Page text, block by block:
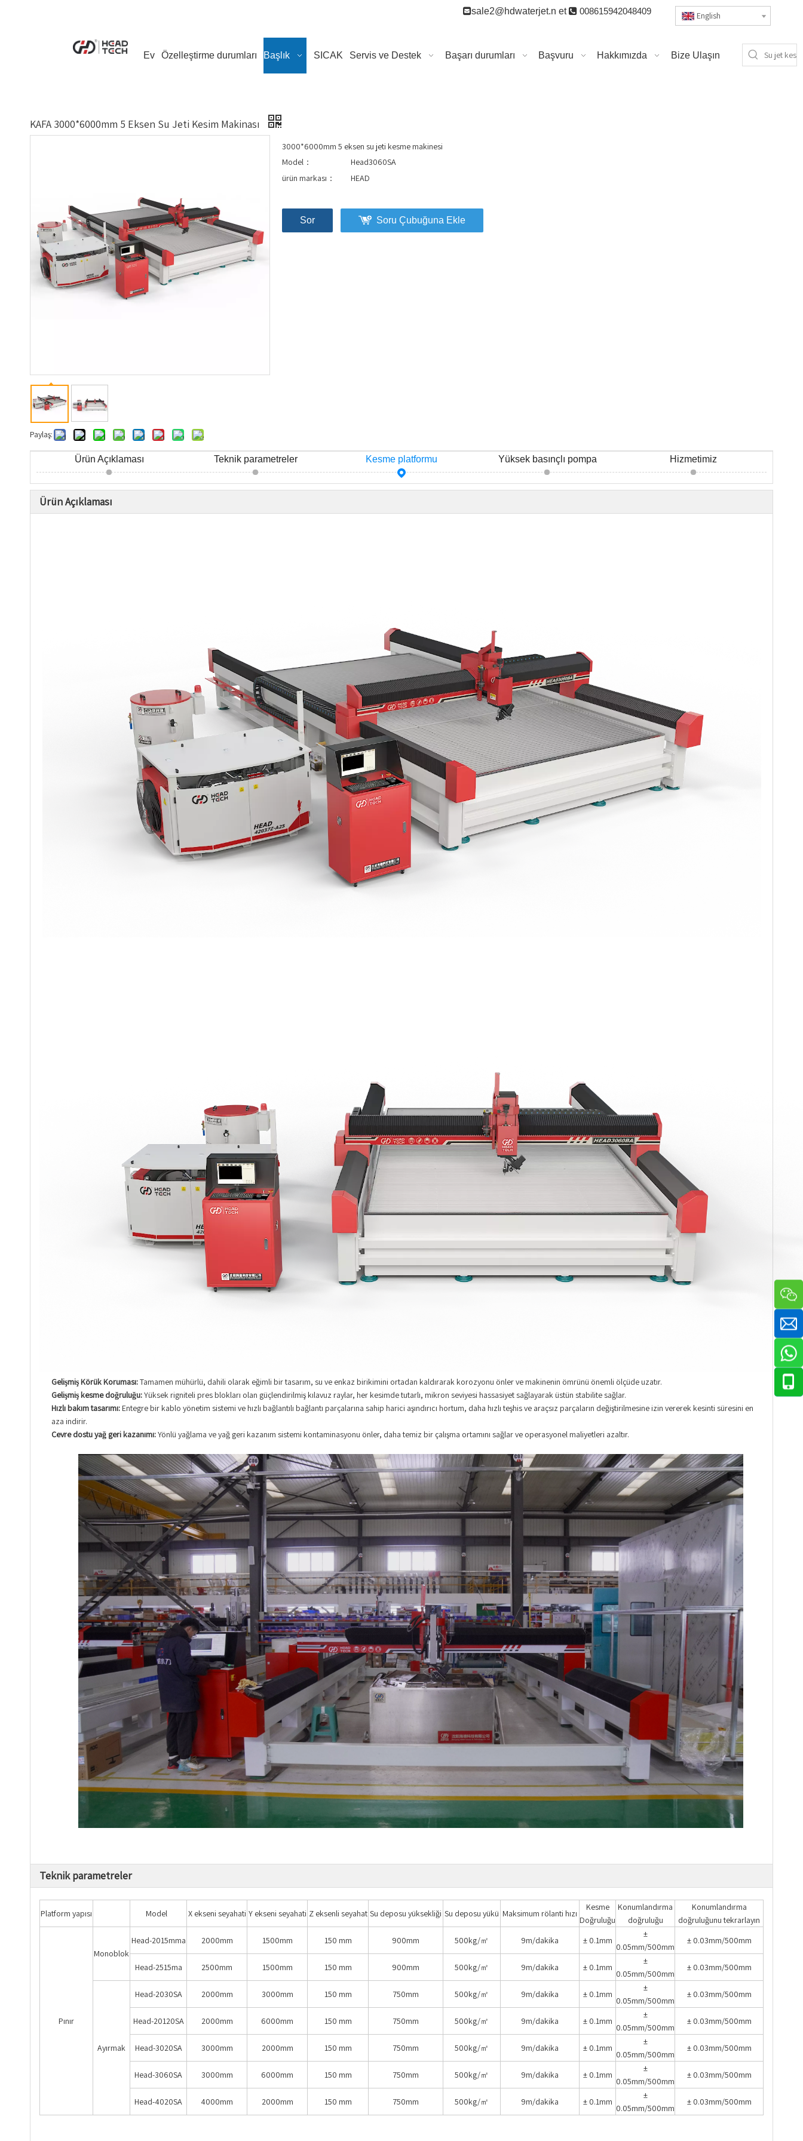
sale2@hdwaterjet.n et 008615942048409 English
Ev Özelleştirme durumları Başlık SICAK Servis ve Destek Başarı durumları Başvuru Hakkımızda Bize Ulaşın
KAFA 3000*6000mm 5 Eksen Su Jeti Kesim Makinası
Paylaş:
3000*6000mm 5 eksen su jeti kesme makinesi
Model：
Head3060SA
ürün markası：
HEAD
Sor Soru Çubuğuna Ekle
Ürün Açıklaması Teknik parametreler Kesme platformu Yüksek basınçlı pompa Hizmetimiz
Ürün Açıklaması
Gelişmiş Körük Koruması:Tamamen mühürlü, dahili olarak eğimli bir tasarım, su ve enkaz birikimini ortadan kaldırarak korozyonu önler ve makinenin ömrünü önemli ölçüde uzatır.
Gelişmiş kesme doğruluğu:Yüksek rigniteli pres blokları olan güçlendirilmiş kılavuz raylar, her kesimde tutarlı, mikron seviyesi hassasiyet sağlayarak üstün stabilite sağlar.
Hızlı bakım tasarımı: Entegre bir kablo yönetim sistemi ve hızlı bağlantılı bağlantı parçalarına sahip harici aşındırıcı hortum, daha hızlı teşhis ve araçsız parçaların değiştirilmesine izin vererek kesinti süresini en
aza indirir.
Çevre dostu yağ geri kazanımı:Yönlü yağlama ve yağ geri kazanım sistemi kontaminasyonu önler, daha temiz bir çalışma ortamını sağlar ve operasyonel maliyetleri azaltır.
Teknik parametreler
Platform yapısı Model X ekseni seyahati Y ekseni seyahati Z eksenli seyahat Su deposu yüksekliği Su deposu yükü Maksimum rölanti hızı
Kesme
Doğruluğu
Konumlandırma
doğruluğu
Konumlandırma
doğruluğunu tekrarlayın
Pınır
Monoblok
Head-2015mma 2000mm 1500mm 150 mm 900mm 500kg/㎡ 9m/dakika ± 0.1mm
±
0.05mm/500mm
± 0.03mm/500mm
Head-2515ma 2500mm 1500mm 150 mm 900mm 500kg/㎡ 9m/dakika ± 0.1mm
±
0.05mm/500mm
± 0.03mm/500mm
Ayırmak
Head-2030SA 2000mm 3000mm 150 mm 750mm 500kg/㎡ 9m/dakika ± 0.1mm
±
0.05mm/500mm
± 0.03mm/500mm
Head-20120SA 2000mm 6000mm 150 mm 750mm 500kg/㎡ 9m/dakika ± 0.1mm
±
0.05mm/500mm
± 0.03mm/500mm
Head-3020SA 3000mm 2000mm 150 mm 750mm 500kg/㎡ 9m/dakika ± 0.1mm
±
0.05mm/500mm
± 0.03mm/500mm
Head-3060SA 3000mm 6000mm 150 mm 750mm 500kg/㎡ 9m/dakika ± 0.1mm
±
0.05mm/500mm
± 0.03mm/500mm
Head-4020SA 4000mm 2000mm 150 mm 750mm 500kg/㎡ 9m/dakika ± 0.1mm
±
0.05mm/500mm
± 0.03mm/500mm